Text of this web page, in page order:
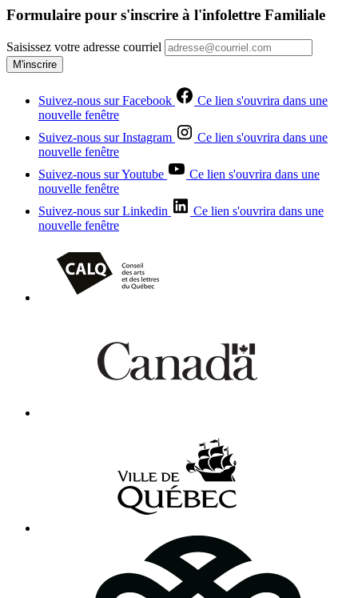
Formulaire pour s'inscrire à l'infolettre Familiale
Saisissez votre adresse courriel
M'inscrire
Suivez-nous sur Facebook
Ce lien s'ouvrira dans une
nouvelle fenêtre
Suivez-nous sur Instagram
Ce lien s'ouvrira dans une
nouvelle fenêtre
Suivez-nous sur Youtube
Ce lien s'ouvrira dans une
nouvelle fenêtre
Suivez-nous sur Linkedin
Ce lien s'ouvrira dans une
nouvelle fenêtre